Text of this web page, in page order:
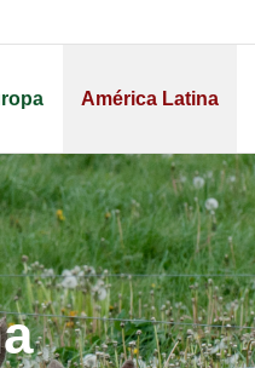
América Latina